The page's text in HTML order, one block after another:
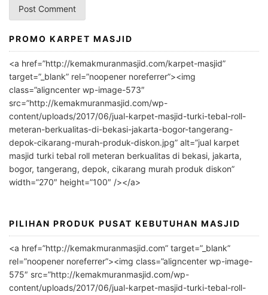
A
l
r
n
a
t
i
v
PROMO KARPET MASJID
<a href=”http://kemakmuranmasjid.com/karpet-masjid”
target=”_blank” rel=”noopener noreferrer”><img
class=”aligncenter wp-image-573″
src=”http://kemakmuranmasjid.com/wp-
content/uploads/2017/06/jual-karpet-masjid-turki-tebal-roll-
meteran-berkualitas-di-bekasi-jakarta-bogor-tangerang-
depok-cikarang-murah-produk-diskon.jpg” alt=”jual karpet
masjid turki tebal roll meteran berkualitas di bekasi, jakarta,
bogor, tangerang, depok, cikarang murah produk diskon”
width=”270″ height=”100″ /></a>
PILIHAN PRODUK PUSAT KEBUTUHAN MASJID
<a href=”http://kemakmuranmasjid.com” target=”_blank”
rel=”noopener noreferrer”><img class=”aligncenter wp-image-
575″ src=”http://kemakmuranmasjid.com/wp-
content/uploads/2017/06/jual-karpet-masjid-turki-tebal-roll-